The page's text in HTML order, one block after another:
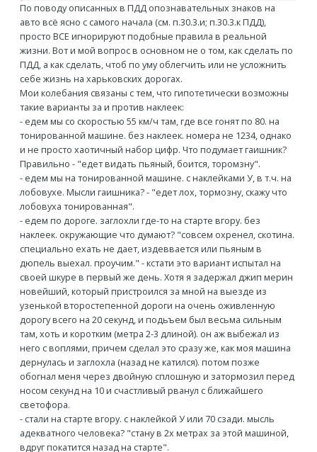
По поводу описанных в ПДД опознавательных знаков на
авто всё ясно с самого начала (см. п.30.3.и; п.30.3.к ПДД),
просто ВСЕ игнорируют подобные правила в реальной
жизни. Вот и мой вопрос в основном не о том, как сделать по
ПДД, а как сделать, чтоб по уму облегчить или не усложнить
себе жизнь на харьковских дорогах.
Мои колебания связаны с тем, что гипотетически возможны
такие варианты за и против наклеек:
- едем мы со скоростью 55 км/ч там, где все гонят по 80. на
тонированной машине. без наклеек. номера не 1234, однако
и не просто хаотичный набор цифр. Что подумает гаишник?
Правильно - "едет видать пьяный, боится, торомзну".
- едем мы на тонированной машине. с наклейками У, в т.ч. на
лобовухе. Мысли гаишника? - "едет лох, тормозну, скажу что
лобовуха тонированная".
- едем по дороге. заглохли где-то на старте вгору. без
наклеек. окружающие что думают? "совсем охренел, скотина.
специально ехать не дает, издеввается или пьяным в
дюпель выехал. проучим." - кстати это вариант испытал на
своей шкуре в первый же день. Хотя я задержал джип мерин
новейший, который пристроился за мной на выезде из
узенькой второстепенной дороги на очень оживленную
дорогу всего на 20 секунд, и подьъем был весьма сильным
там, хоть и коротким (метра 2-3 длиной). он аж выбежал из
него с воплями, причем сделал это сразу же, как моя машина
дернулась и заглохла (назад не катился). потом позже
обогнал меня через двойную сплошную и затормозил перед
носом секунд на 10 и счастливый рванул с ближайшего
светофора.
- стали на старте вгору. с наклейкой У или 70 сзади. мысль
адекватного человека? "стану в 2х метрах за этой машиной,
вдруг покатится назад на старте".